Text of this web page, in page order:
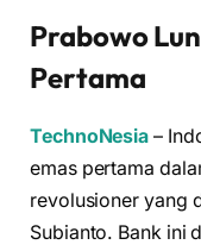
Prabowo
Pertama
TechnoNesia –
emas pertama
revolusioner yang
Subianto. Bank ini